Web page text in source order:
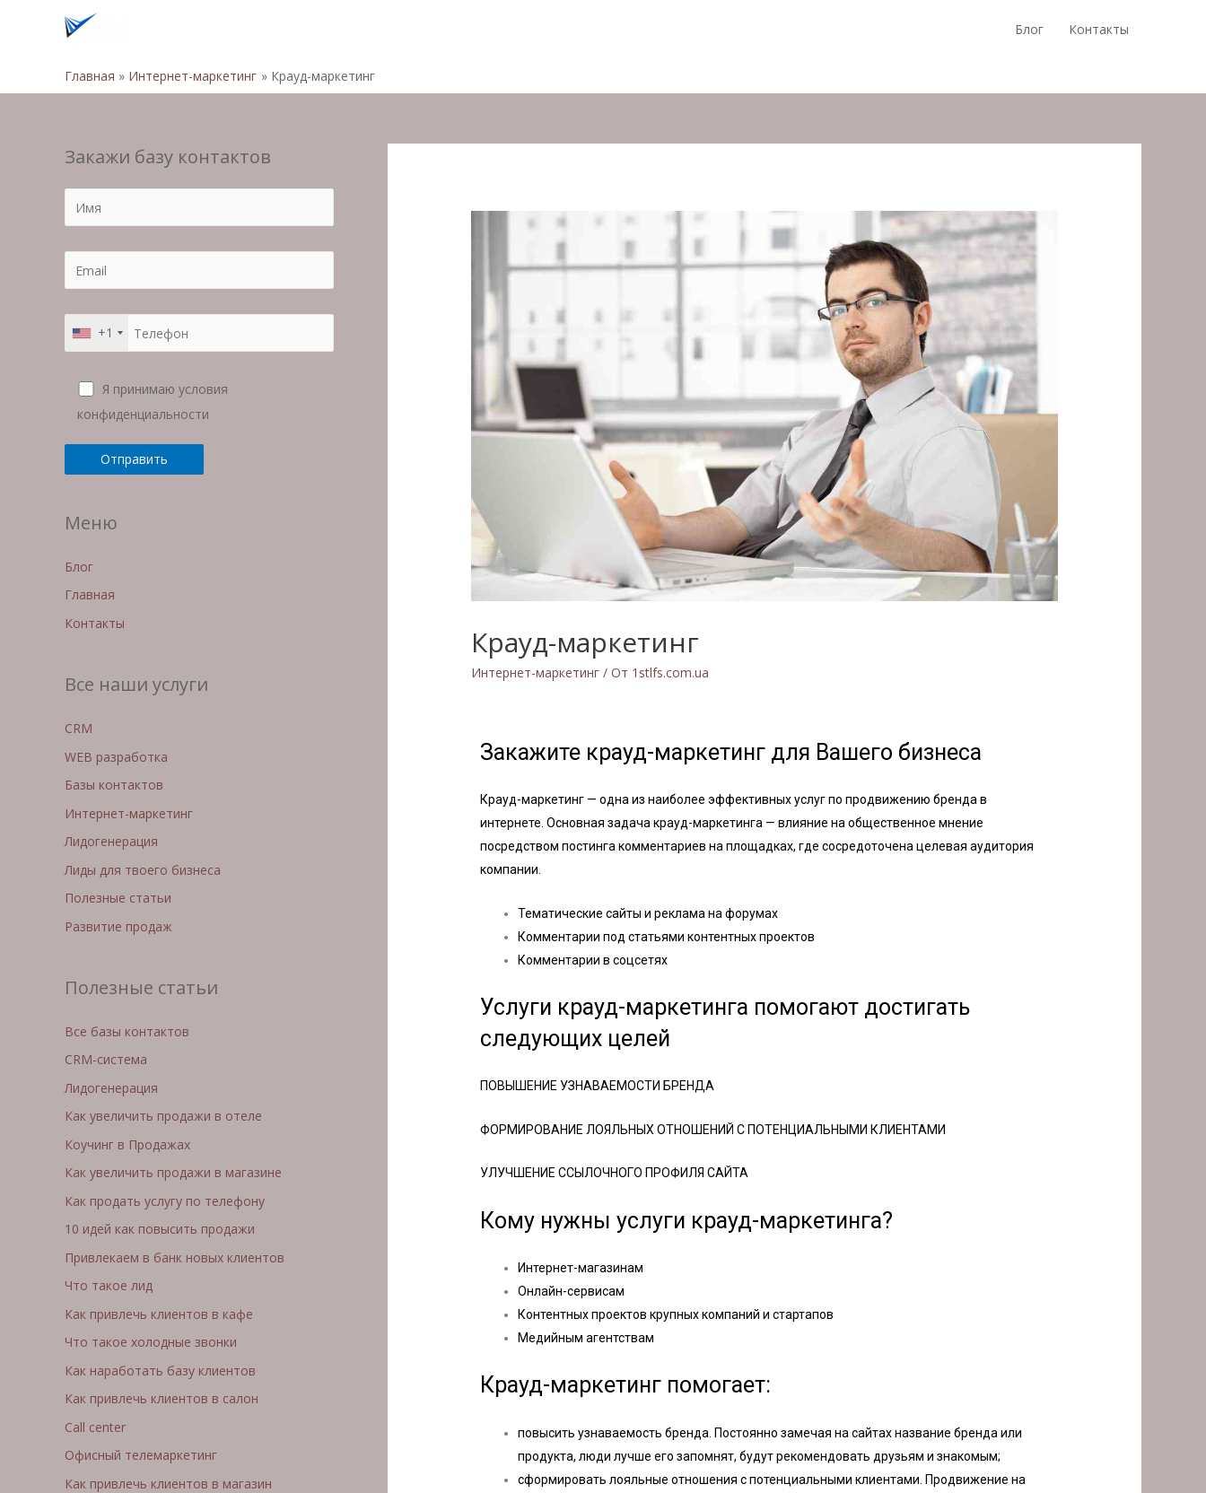
Блог Контакты
Главная Интернет-маркетинг Крауд-маркетинг
Закажи базу контактов
+1
Я принимаю условия
конфиденциальности
Меню
Блог
Главная
Контакты
Все наши услуги
CRM
WEB разработка
Базы контактов
Интернет-маркетинг
Лидогенерация
Лиды для твоего бизнеса
Полезные статьи
Развитие продаж
Полезные статьи
Все базы контактов
CRM-система
Лидогенерация
Как увеличить продажи в отеле
Коучинг в Продажах
Как увеличить продажи в магазине
Как продать услугу по телефону
10 идей как повысить продажи
Привлекаем в банк новых клиентов
Что такое лид
Как привлечь клиентов в кафе
Что такое холодные звонки
Как наработать базу клиентов
Как привлечь клиентов в салон
Call center
Офисный телемаркетинг
Как привлечь клиентов в магазин
Крауд-маркетинг
Интернет-маркетинг / От 1stlfs.com.ua
Закажите крауд-маркетинг для Вашего бизнеса
Крауд-маркетинг — одна из наиболее эффективных услуг по продвижению бренда в
интернете. Основная задача крауд-маркетинга — влияние на общественное мнение
посредством постинга комментариев на площадках, где сосредоточена целевая аудитория
компании.
Тематические сайты и реклама на форумах
Комментарии под статьями контентных проектов
Комментарии в соцсетях
Услуги крауд-маркетинга помогают достигать
следующих целей
ПОВЫШЕНИЕ УЗНАВАЕМОСТИ БРЕНДА
ФОРМИРОВАНИЕ ЛОЯЛЬНЫХ ОТНОШЕНИЙ С ПОТЕНЦИАЛЬНЫМИ КЛИЕНТАМИ
УЛУЧШЕНИЕ ССЫЛОЧНОГО ПРОФИЛЯ САЙТА
Кому нужны услуги крауд-маркетинга?
Интернет-магазинам
Онлайн-сервисам
Контентных проектов крупных компаний и стартапов
Медийным агентствам
Крауд-маркетинг помогает:
повысить узнаваемость бренда. Постоянно замечая на сайтах название бренда или
продукта, люди лучше его запомнят, будут рекомендовать друзьям и знакомым;
сформировать лояльные отношения с потенциальными клиентами. Продвижение на